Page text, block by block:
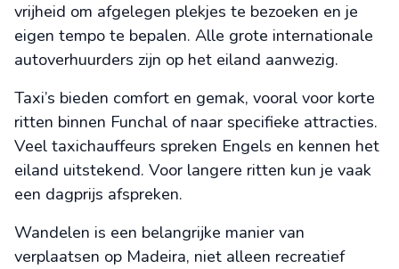
vrijheid om afgelegen plekjes te bezoeken en je
eigen tempo te bepalen. Alle grote internationale
autoverhuurders zijn op het eiland aanwezig.
Taxi’s bieden comfort en gemak, vooral voor korte
ritten binnen Funchal of naar specifieke attracties.
Veel taxichauffeurs spreken Engels en kennen het
eiland uitstekend. Voor langere ritten kun je vaak
een dagprijs afspreken.
Wandelen is een belangrijke manier van
verplaatsen op Madeira, niet alleen recreatief